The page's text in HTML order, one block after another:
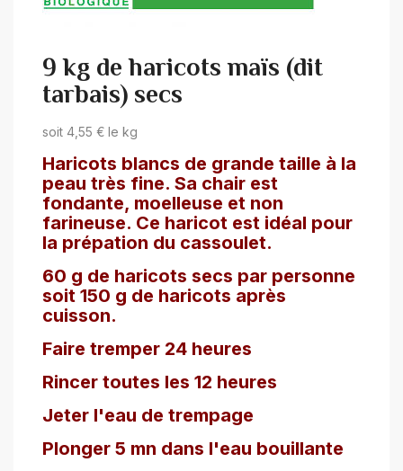
9 kg de haricots maïs (dit
tarbais) secs
soit 4,55 € le kg
Haricots blancs de grande taille à la
peau très fine. Sa chair est
fondante, moelleuse et non
farineuse. Ce haricot est idéal pour
la prépation du cassoulet.
60 g de haricots secs par personne
soit 150 g de haricots après
cuisson.
Faire tremper 24 heures
Rincer toutes les 12 heures
Jeter l'eau de trempage
Plonger 5 mn dans l'eau bouillante